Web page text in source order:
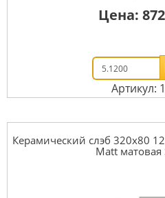
Цена:
Артикул:
Керамический слэб 320x80
Matt матовая